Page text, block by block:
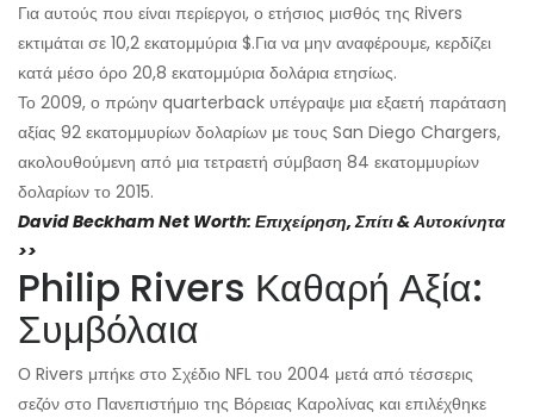
Για αυτούς που είναι περίεργοι, ο ετήσιος μισθός της Rivers
εκτιμάται σε 10,2 εκατομμύρια $.Για να μην αναφέρουμε, κερδίζει
κατά μέσο όρο 20,8 εκατομμύρια δολάρια ετησίως.
Το 2009, ο πρώην quarterback υπέγραψε μια εξαετή παράταση
αξίας 92 εκατομμυρίων δολαρίων με τους San Diego Chargers,
ακολουθούμενη από μια τετραετή σύμβαση 84 εκατομμυρίων
δολαρίων το 2015.
David Beckham Net Worth: Επιχείρηση, Σπίτι & Αυτοκίνητα
>>
Philip Rivers Καθαρή Αξία:
Συμβόλαια
Ο Rivers μπήκε στο Σχέδιο NFL του 2004 μετά από τέσσερις
σεζόν στο Πανεπιστήμιο της Βόρειας Καρολίνας και επιλέχθηκε